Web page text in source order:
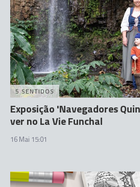
5 SENTIDOS
Exposição 'Navegadores
ver no La Vie Funchal
16 Mai 15:01